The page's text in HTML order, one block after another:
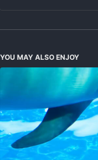
YOU MAY ALSO ENJOY